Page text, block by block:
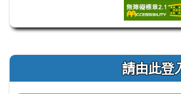
右邊區域內容 請由此登